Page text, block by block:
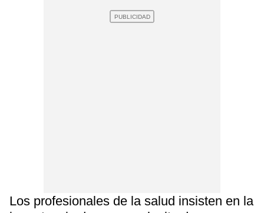
Los profesionales de la salud insisten en la